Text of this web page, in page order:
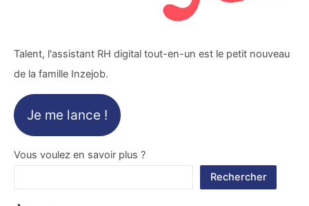
Talent, l'assistant RH digital tout-en-un est le petit nouveau
de la famille Inzejob.
Je me lance !
Vous voulez en savoir plus ?
Rechercher